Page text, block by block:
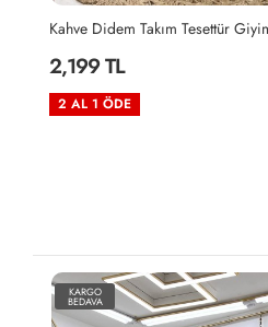
Kahve Didem Takım Tesettür
2,199 TL
2 AL 1 ÖDE
KARGO
BEDAVA